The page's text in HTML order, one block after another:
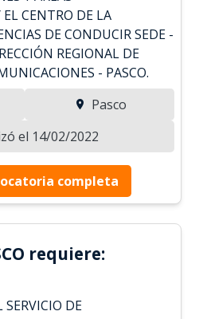
CENTRO DE LA
DE CONDUCIR SEDE -
REGIONAL DE
- PASCO.
Pasco
el 14/02/2022
completa
requiere:
DE